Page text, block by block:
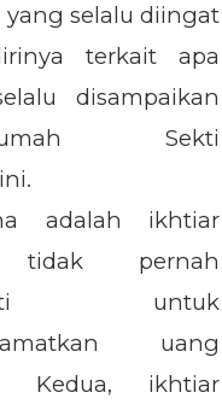
selalu diingat
terkait apa
disampaikan
Sekti
adalah ikhtiar
tidak pernah
untuk
uang
Kedua, ikhtiar